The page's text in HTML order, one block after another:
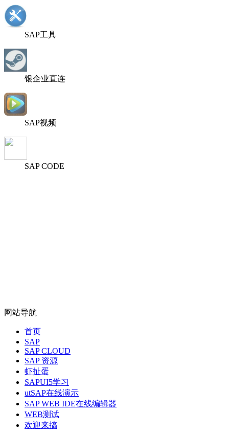
SAP工具
银企业直连
SAP视频
SAP CODE
网站导航
首页
SAP
SAP CLOUD
SAP 资源
虾扯蛋
SAPUI5学习
utSAP在线演示
SAP WEB IDE在线编辑器
WEB测试
欢迎来搞